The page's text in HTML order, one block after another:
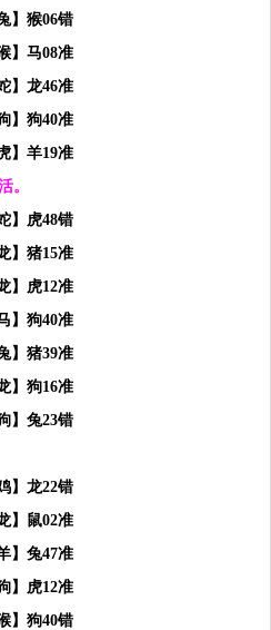
】猴06错
】马08准
】龙46准
】狗40准
】羊19准
。
】虎48错
】猪15准
】虎12准
】狗40准
】猪39准
】狗16准
】兔23错
】龙22错
】鼠02准
】兔47准
】虎12准
】狗40错